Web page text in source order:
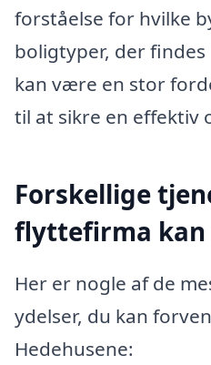
forståelse for hvilke
boligtyper, der
kan være en stor
til at sikre en effektiv
Forskellige
flyttefirma kan
Her er nogle af de
ydelser, du kan
Hedehusene: